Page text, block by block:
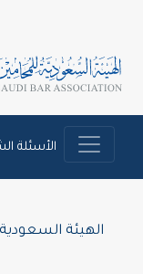
الأسئلة
الهيئة السعودية